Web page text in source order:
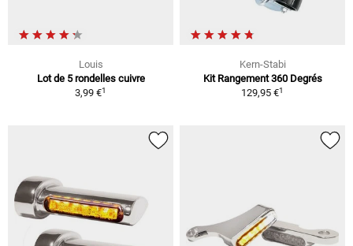
Louis
Lot de 5 rondelles cuivre
3,99 €1
Kern-Stabi
Kit Rangement 360 Degrés
129,95 €1